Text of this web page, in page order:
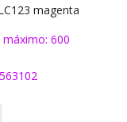
magenta
600